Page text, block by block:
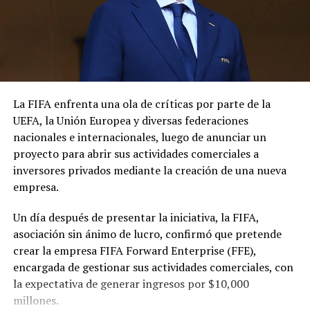
VIDEO | Messi compartió
26 julio, 2021
En «Internacionales -
deportes»
Lionel Messi ausente por
tercer año del Partido de las
Estrellas
En «Internacionales -
deportes»
El Barcelona le «desea
mucha suerte» a Messi en
Miami
8 junio, 2023
En «Internacionales -
deportes»
La FIFA enfrenta una ola de críticas por parte de la
UEFA, la Unión Europea y diversas federaciones
nacionales e internacionales, luego de anunciar un
proyecto para abrir sus actividades comerciales a
inversores privados mediante la creación de una nueva
empresa.
Un día después de presentar la iniciativa, la FIFA,
asociación sin ánimo de lucro, confirmó que pretende
crear la empresa FIFA Forward Enterprise (FFE),
encargada de gestionar sus actividades comerciales, con
la expectativa de generar ingresos por $10,000
millones.